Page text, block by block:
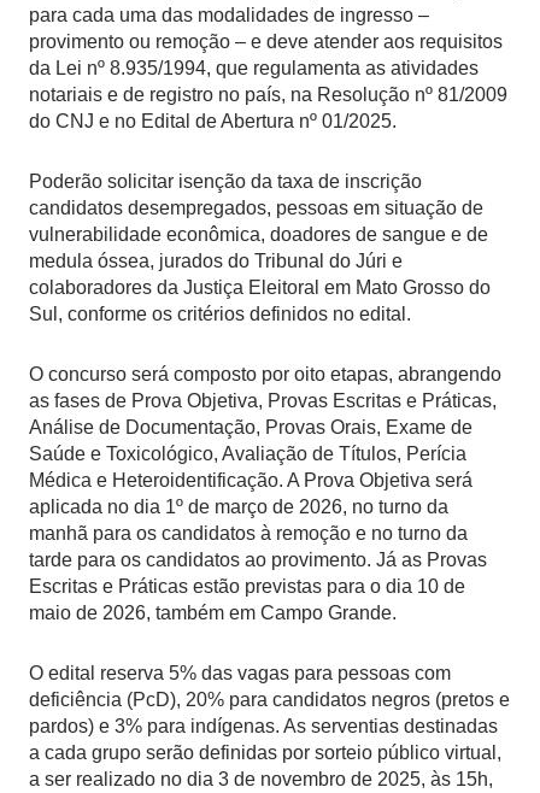
para cada uma das modalidades de ingresso –
provimento ou remoção – e deve atender aos requisitos
da Lei nº 8.935/1994, que regulamenta as atividades
notariais e de registro no país, na Resolução nº 81/2009
do CNJ e no Edital de Abertura nº 01/2025.
Poderão solicitar isenção da taxa de inscrição
candidatos desempregados, pessoas em situação de
vulnerabilidade econômica, doadores de sangue e de
medula óssea, jurados do Tribunal do Júri e
colaboradores da Justiça Eleitoral em Mato Grosso do
Sul, conforme os critérios definidos no edital.
O concurso será composto por oito etapas, abrangendo
as fases de Prova Objetiva, Provas Escritas e Práticas,
Análise de Documentação, Provas Orais, Exame de
Saúde e Toxicológico, Avaliação de Títulos, Perícia
Médica e Heteroidentificação. A Prova Objetiva será
aplicada no dia 1º de março de 2026, no turno da
manhã para os candidatos à remoção e no turno da
tarde para os candidatos ao provimento. Já as Provas
Escritas e Práticas estão previstas para o dia 10 de
maio de 2026, também em Campo Grande.
O edital reserva 5% das vagas para pessoas com
deficiência (PcD), 20% para candidatos negros (pretos e
pardos) e 3% para indígenas. As serventias destinadas
a cada grupo serão definidas por sorteio público virtual,
a ser realizado no dia 3 de novembro de 2025, às 15h,